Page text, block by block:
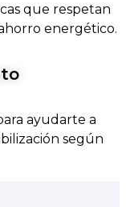
que respetan
energético.
ayudarte a
según